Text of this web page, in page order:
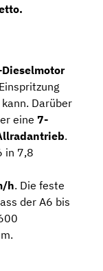
.
Darüber
eine 7-
.
in 7,8
h. Die feste
der A6 bis